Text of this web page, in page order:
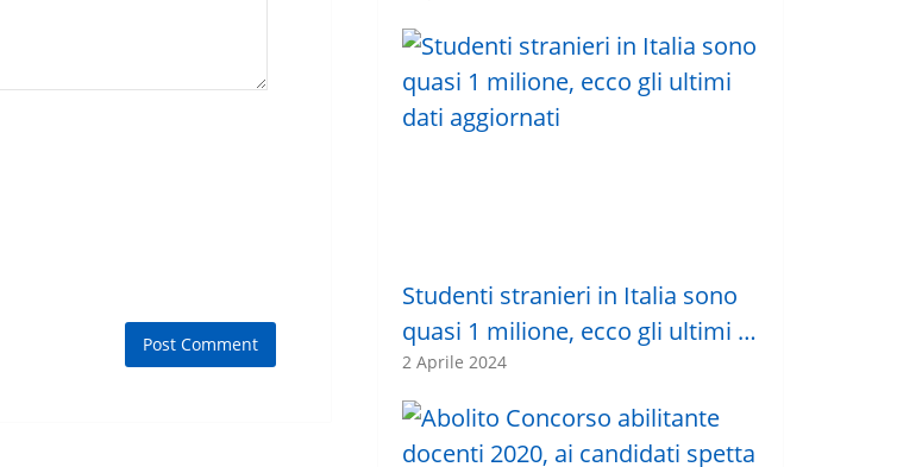
Studenti stranieri in Italia sono
quasi 1 milione, ecco gli ultimi …
2 Aprile 2024